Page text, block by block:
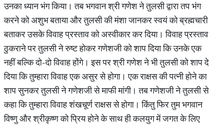
उनका ध्यान भंग किया। तब भगवान श्री गणेश ने तुलसी द्वारा तप भंग
करने को अशुभ बताया और तुलसी की मंशा जानकर स्वयं को ब्रह्मचारी
बताकर उसके विवाह प्रस्ताव को अस्वीकार कर दिया। विवाह प्रस्ताव
ठुकराने पर तुलसी ने रुष्ट होकर गणेशजी को शाप दिया कि उनके एक
नहीं बल्कि दो-दो विवाह होंगे। इस पर श्री गणेश ने भी तुलसी को शाप दे
दिया कि तुम्हारा विवाह एक असुर से होगा। एक राक्षस की पत्नी होने का
शाप सुनकर तुलसी ने गणेशजी से माफी मांगी। तब गणेशजी ने तुलसी से
कहा कि तुम्हारा विवाह शंखचूर्ण राक्षस से होगा। किंतु फिर तुम भगवान
विष्णु और श्रीकृष्ण को प्रिय होने के साथ ही कलयुग में जगत के लिए